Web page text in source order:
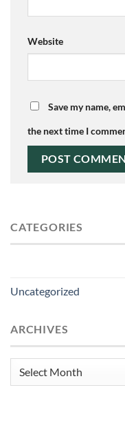
Website
Save my name,
the next time I
CATEGORIES
Uncategorized
ARCHIVES
Archives